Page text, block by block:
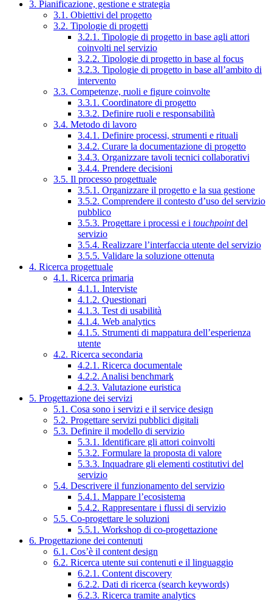
3. Pianificazione, gestione e strategia
3.1. Obiettivi del progetto
3.2. Tipologie di progetti
3.2.1. Tipologie di progetto in base agli attori
coinvolti nel servizio
3.2.2. Tipologie di progetto in base al focus
3.2.3. Tipologie di progetto in base all’ambito di
intervento
3.3. Competenze, ruoli e figure coinvolte
3.3.1. Coordinatore di progetto
3.3.2. Definire ruoli e responsabilità
3.4. Metodo di lavoro
3.4.1. Definire processi, strumenti e rituali
3.4.2. Curare la documentazione di progetto
3.4.3. Organizzare tavoli tecnici collaborativi
3.4.4. Prendere decisioni
3.5. Il processo progettuale
3.5.1. Organizzare il progetto e la sua gestione
3.5.2. Comprendere il contesto d’uso del servizio
pubblico
3.5.3. Progettare i processi e i touchpointdel
servizio
3.5.4. Realizzare l’interfaccia utente del servizio
3.5.5. Validare la soluzione ottenuta
4. Ricerca progettuale
4.1. Ricerca primaria
4.1.1. Interviste
4.1.2. Questionari
4.1.3. Test di usabilità
4.1.4. Web analytics
4.1.5. Strumenti di mappatura dell’esperienza
utente
4.2. Ricerca secondaria
4.2.1. Ricerca documentale
4.2.2. Analisi benchmark
4.2.3. Valutazione euristica
5. Progettazione dei servizi
5.1. Cosa sono i servizi e il service design
5.2. Progettare servizi pubblici digitali
5.3. Definire il modello di servizio
5.3.1. Identificare gli attori coinvolti
5.3.2. Formulare la proposta di valore
5.3.3. Inquadrare gli elementi costitutivi del
servizio
5.4. Descrivere il funzionamento del servizio
5.4.1. Mappare l’ecosistema
5.4.2. Rappresentare i flussi di servizio
5.5. Co-progettare le soluzioni
5.5.1. Workshop di co-progettazione
6. Progettazione dei contenuti
6.1. Cos’è il content design
6.2. Ricerca utente sui contenuti e il linguaggio
6.2.1. Content discovery
6.2.2. Dati di ricerca (search keywords)
6.2.3. Ricerca tramite analytics